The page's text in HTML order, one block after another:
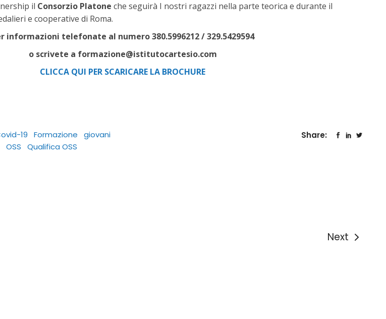
il Consorzio Platone che seguirà I nostri ragazzi nella parte teorica e durante il
e cooperative di Roma.
informazioni telefonate al numero 380.5996212 / 329.5429594
o scrivete a formazione@istitutocartesio.com
CLICCA QUI PER SCARICARE LA BROCHURE
19 Formazione
giovani
OSS Qualifica OSS
Share:
Next